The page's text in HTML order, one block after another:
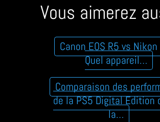
Vous aimerez
Canon EOS R5 vs
Quel appareil…
Comparaison des
de la PS5 Digital Edition
la…